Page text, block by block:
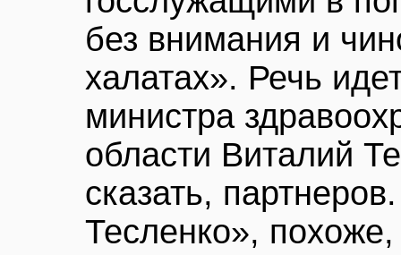
без внимания и
халатах». Речь
министра
области Виталий
сказать,
Тесленко», похоже,